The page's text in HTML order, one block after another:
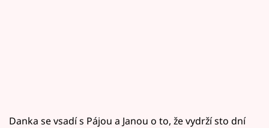
Danka se vsadí s Pájou a Janou o to, že vydrží sto dní